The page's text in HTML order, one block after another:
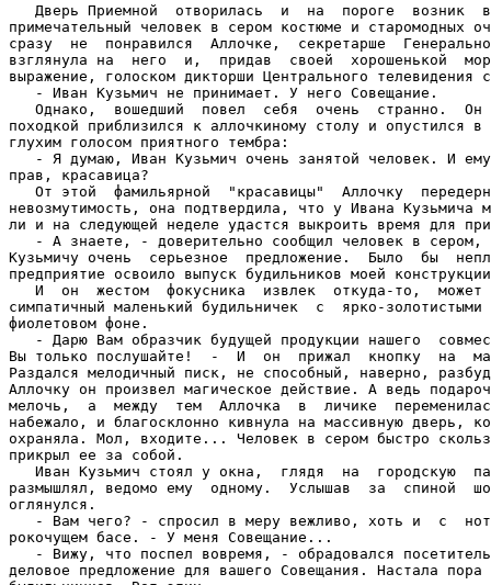
Дверь Приемной  отворилась  и  на  пороге  возник
примечательный человек в сером костюме и старомодных
сразу  не  понравился  Аллочке,  секретарше
взглянула на  него  и,  придав  своей  хорошенькой
выражение, голоском дикторши Центрального телевидения
   - Иван Кузьмич не принимает. У него Совещание.
Однако,  вошедший  повел  себя  очень  странно.  Он
походкой приблизился к аллочкиному столу и опустился
глухим голосом приятного тембра:
- Я думаю, Иван Кузьмич очень занятой человек. И
прав, красавица?
От этой  фамильярной  "красавицы"  Аллочку
невозмутимость, она подтвердила, что у Ивана Кузьмича
ли и на следующей неделе удастся выкроить время для
- А знаете, - доверительно сообщил человек в сером,
Кузьмичу очень  серьезное  предложение.  Было  бы
предприятие освоило выпуск будильников моей
И  он  жестом  фокусника  извлек  откуда-то,  может
симпатичный маленький будильничек  с  ярко-
фиолетовом фоне.
- Дарю Вам образчик будущей продукции нашего
Вы только послушайте!  -  И  он  прижал  кнопку  на
Раздался мелодичный писк, не способный, наверно,
Аллочку он произвел магическое действие. А ведь
мелочь,  а  между  тем  Аллочка  в  личике
набежало, и благосклонно кивнула на массивную дверь,
охраняла. Мол, входите... Человек в сером быстро
прикрыл ее за собой.
Иван Кузьмич стоял у окна,  глядя  на  городскую
размышлял, ведомо ему  одному.  Услышав  за  спиной
оглянулся.
- Вам чего? - спросил в меру вежливо, хоть и  с
рокочущем басе. - У меня Совещание...
- Вижу, что поспел вовремя, - обрадовался
деловое предложение для вашего Совещания. Настала пора